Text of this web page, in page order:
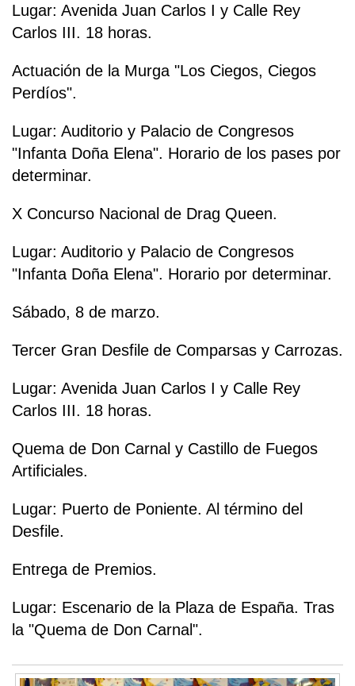
Lugar: Avenida Juan Carlos I y Calle Rey
Carlos III. 18 horas.
Actuación de la Murga "Los Ciegos, Ciegos
Perdíos".
Lugar: Auditorio y Palacio de Congresos
"Infanta Doña Elena". Horario de los pases por
determinar.
X Concurso Nacional de Drag Queen.
Lugar: Auditorio y Palacio de Congresos
"Infanta Doña Elena". Horario por determinar.
Sábado, 8 de marzo.
Tercer Gran Desfile de Comparsas y Carrozas.
Lugar: Avenida Juan Carlos I y Calle Rey
Carlos III. 18 horas.
Quema de Don Carnal y Castillo de Fuegos
Artificiales.
Lugar: Puerto de Poniente. Al término del
Desfile.
Entrega de Premios.
Lugar: Escenario de la Plaza de España. Tras
la "Quema de Don Carnal".